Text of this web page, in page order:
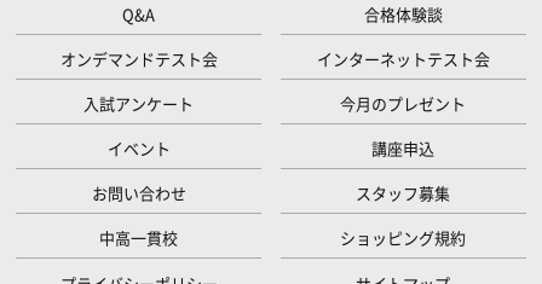
Q&A
合格体験談
オンデマンドテスト会
インターネットテスト会
入試アンケート
今月のプレゼント
イベント
講座申込
お問い合わせ
スタッフ募集
中高一貫校
ショッピング規約